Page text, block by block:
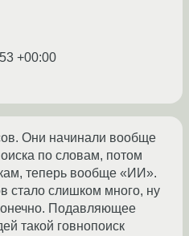
+00:00
Они начинали вообще
по словам, потом
теперь вообще «ИИ».
стало слишком много, ну
Подавляющее
такой говнопоиск